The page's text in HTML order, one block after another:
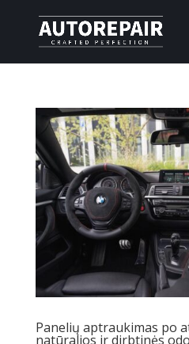
Panelių aptraukimas po
natūralios ir dirbtinės